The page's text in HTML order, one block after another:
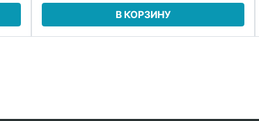
В КОРЗИНУ